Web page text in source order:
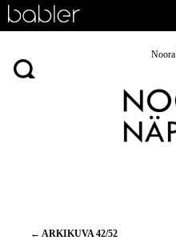
Artikkelien
← ARKIKUVA 42/52